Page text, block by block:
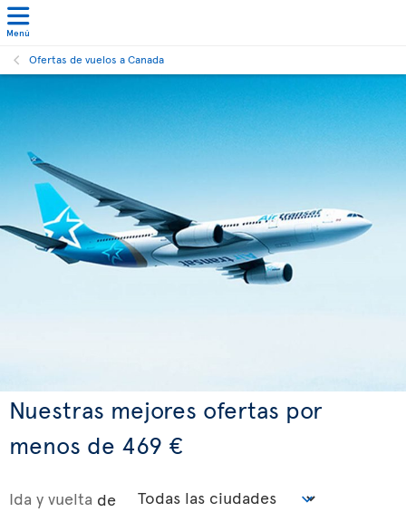
Menú
Ofertas de vuelos a Canada
Nuestras mejores ofertas por
menos de 469 €
Ida y vuelta de